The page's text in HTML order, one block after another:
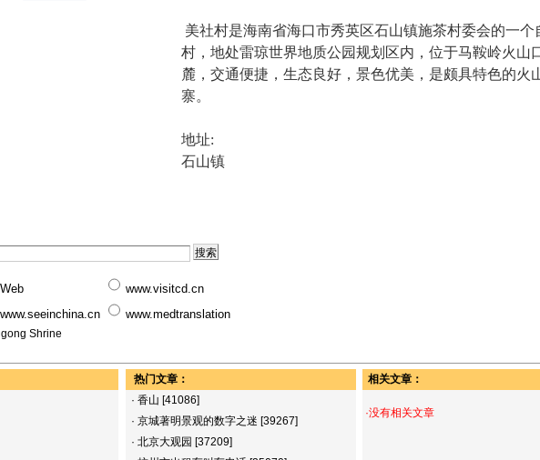
美社村是海南省海口市秀英区石山镇施茶村委会的一个
村，地处雷琼世界地质公园规划区内，位于马鞍岭火山
麓，交通便捷，生态良好，景色优美，是颇具特色的火
寨。
地址:
石山镇
Web
www.visitcd.cn
www.seeinchina.cn
www.medtranslation
Shrine
热门文章：
· 香山 [41086]
· 京城著明景观的数字之迷 [39267]
· 北京大观园 [37209]
相关文章：
·没有相关文章